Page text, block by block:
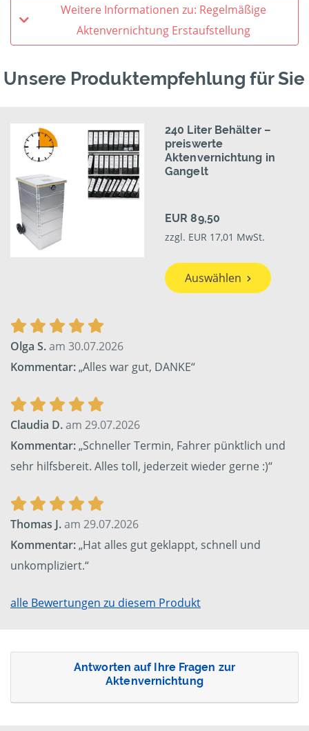
Weitere Informationen zu: Regelmäßige
Aktenvernichtung Erstaufstellung
Unsere Produktempfehlung für Sie
240 Liter Behälter –
preiswerte
Aktenvernichtung in
Gangelt
EUR 89,50
zzgl. EUR 17,01 MwSt.
Auswählen
Olga S.am 30.07.2026
Kommentar:„Alles war gut, DANKE“
Claudia D.am 29.07.2026
Kommentar:„Schneller Termin, Fahrer pünktlich und
sehr hilfsbereit. Alles toll, jederzeit wieder gerne :)“
Thomas J.am 29.07.2026
Kommentar:„Hat alles gut geklappt, schnell und
unkompliziert.“
alle Bewertungen zu diesem Produkt
Antworten auf Ihre Fragen zur
Aktenvernichtung